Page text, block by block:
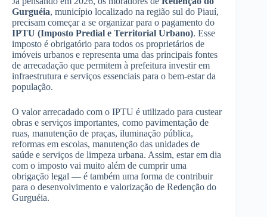
Gurguéia, município localizado na região sul do Piauí,
precisam começar a se organizar para o pagamento do
IPTU (Imposto Predial e Territorial Urbano). Esse
imposto é obrigatório para todos os proprietários de
imóveis urbanos e representa uma das principais fontes
de arrecadação que permitem à prefeitura investir em
infraestrutura e serviços essenciais para o bem-estar da
população.
O valor arrecadado com o IPTU é utilizado para custear
obras e serviços importantes, como pavimentação de
ruas, manutenção de praças, iluminação pública,
reformas em escolas, manutenção das unidades de
saúde e serviços de limpeza urbana. Assim, estar em dia
com o imposto vai muito além de cumprir uma
obrigação legal — é também uma forma de contribuir
para o desenvolvimento e valorização de Redenção do
Gurguéia.